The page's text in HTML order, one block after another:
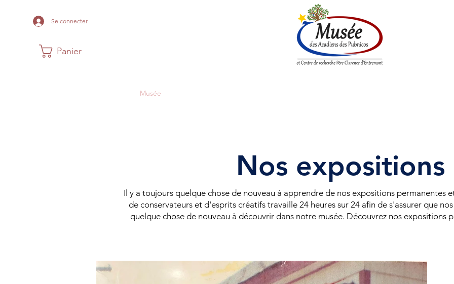
Se connecter
Panier
Musée
Nos expositions
Il y a toujours quelque chose de nouveau à apprendre de nos expositions permanentes
de conservateurs et d'esprits créatifs travaille 24 heures sur 24 afin de s'assurer que
quelque chose de nouveau à découvrir dans notre musée. Découvrez nos expositions